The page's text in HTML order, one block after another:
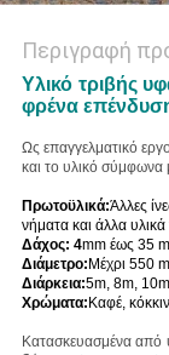
Περιγραφή
Υλικό τριβής
φρένα
Ως επαγγελματικό
και το υλικό σύμφωνα
Πρωτοϋλικά:Άλλες
νήματα και άλλα
Δάχος: 4mm έως 35
Διάμετρο: Μέχρι 550
Διάρκεια:5m, 8m,
Χρώματα: Καφέ,
Κατασκευασμένα από